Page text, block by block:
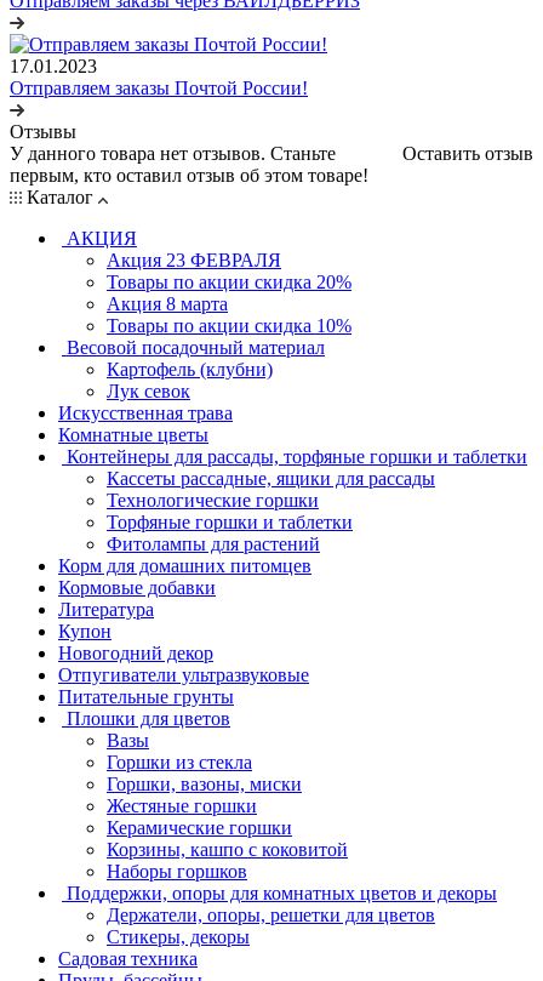
17.01.2023
Отправляем заказы Почтой России!
Отзывы
Оставить отзыв
У данного товара нет отзывов. Станьте
первым, кто оставил отзыв об этом товаре!
Каталог
АКЦИЯ
Акция 23 ФЕВРАЛЯ
Товары по акции скидка 20%
Акция 8 марта
Товары по акции скидка 10%
Весовой посадочный материал
Картофель (клубни)
Лук севок
Искусственная трава
Комнатные цветы
Контейнеры для рассады, торфяные горшки и таблетки
Кассеты рассадные, ящики для рассады
Технологические горшки
Торфяные горшки и таблетки
Фитолампы для растений
Корм для домашних питомцев
Кормовые добавки
Литература
Купон
Новогодний декор
Отпугиватели ультразвуковые
Питательные грунты
Плошки для цветов
Вазы
Горшки из стекла
Горшки, вазоны, миски
Жестяные горшки
Керамические горшки
Корзины, кашпо с коковитой
Наборы горшков
Поддержки, опоры для комнатных цветов и декоры
Держатели, опоры, решетки для цветов
Стикеры, декоры
Садовая техника